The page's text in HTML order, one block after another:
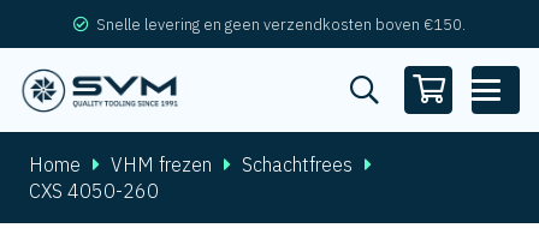
Snelle levering en geen verzendkosten boven €150.
Home VHM frezen
Schachtfrees
CXS 4050-260